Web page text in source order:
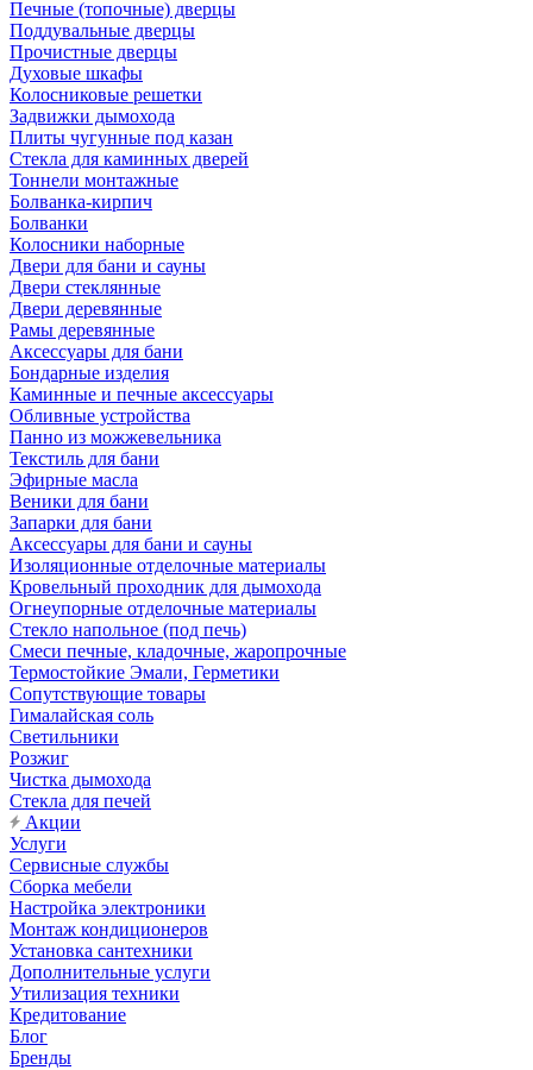
Печные (топочные) дверцы
Поддувальные дверцы
Прочистные дверцы
Духовые шкафы
Колосниковые решетки
Задвижки дымохода
Плиты чугунные под казан
Стекла для каминных дверей
Тоннели монтажные
Болванка-кирпич
Болванки
Колосники наборные
Двери для бани и сауны
Двери стеклянные
Двери деревянные
Рамы деревянные
Аксессуары для бани
Бондарные изделия
Каминные и печные аксессуары
Обливные устройства
Панно из можжевельника
Текстиль для бани
Эфирные масла
Веники для бани
Запарки для бани
Аксессуары для бани и сауны
Изоляционные отделочные материалы
Кровельный проходник для дымохода
Огнеупорные отделочные материалы
Стекло напольное (под печь)
Смеси печные, кладочные, жаропрочные
Термостойкие Эмали, Герметики
Сопутствующие товары
Гималайская соль
Светильники
Розжиг
Чистка дымохода
Стекла для печей
Акции
Услуги
Сервисные службы
Сборка мебели
Настройка электроники
Монтаж кондиционеров
Установка сантехники
Дополнительные услуги
Утилизация техники
Кредитование
Блог
Бренды